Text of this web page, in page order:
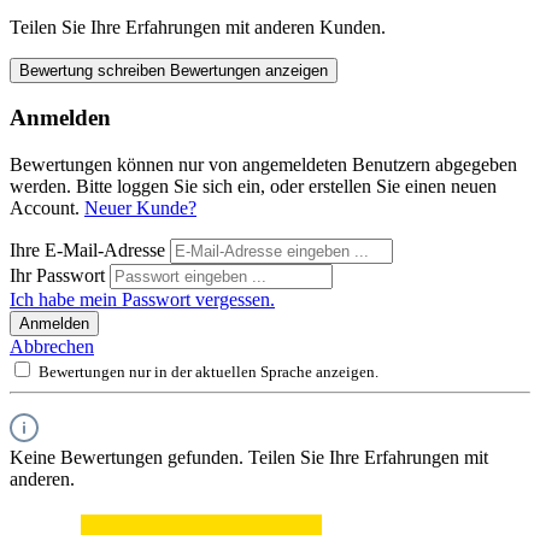
Teilen Sie Ihre Erfahrungen mit anderen Kunden.
Bewertung schreiben Bewertungen anzeigen
Anmelden
Bewertungen können nur von angemeldeten Benutzern abgegeben
werden. Bitte loggen Sie sich ein, oder erstellen Sie einen neuen
Account. Neuer Kunde?
Ihre E-Mail-Adresse
Ihr Passwort
Ich habe mein Passwort vergessen.
Anmelden
Abbrechen
Bewertungen nur in der aktuellen Sprache anzeigen.
Keine Bewertungen gefunden. Teilen Sie Ihre Erfahrungen mit
anderen.